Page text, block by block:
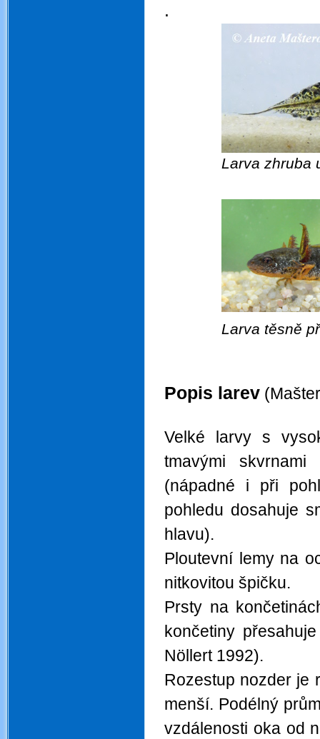
.
Larva zhruba
Larva těsně
Popis larev
Velké larvy s
tmavými
(nápadné i při
pohledu dosahuje
hlavu).
Ploutevní lemy na
nitkovitou špičku.
Prsty na
končetiny
Nöllert 1992).
Rozestup nozder je
menší. Podélný
vzdálenosti oka od